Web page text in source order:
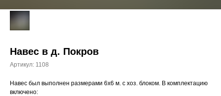
Навес в д. Покров
Артикул: 1108
Навес был выполнен размерами 6х6 м. с хоз. блоком. В комплектацию
включено: